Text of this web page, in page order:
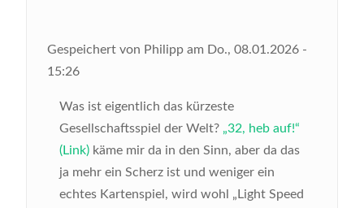
Gespeichert von Philipp am Do., 08.01.2026 -
15:26
Was ist eigentlich das kürzeste
Gesellschaftsspiel der Welt? „32, heb auf!“
(Link) käme mir da in den Sinn, aber da das
ja mehr ein Scherz ist und weniger ein
echtes Kartenspiel, wird wohl „Light Speed